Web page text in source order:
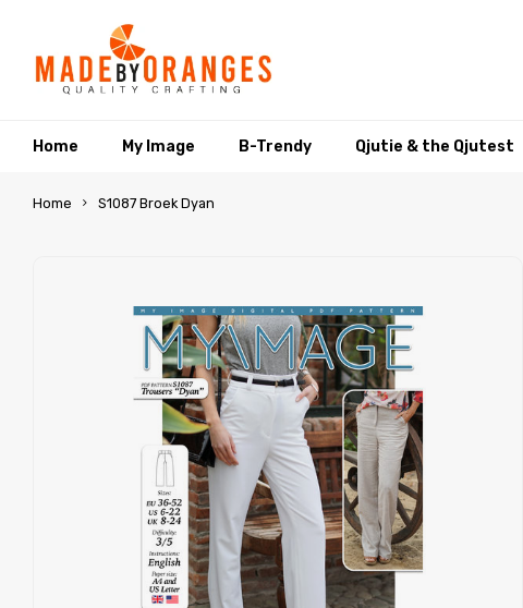
Home My Image B-Trendy Qjutie & the Qjutest
Home S1087 Broek Dyan